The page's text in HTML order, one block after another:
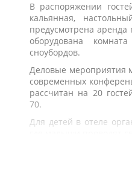
В распоряжении
кальянная,
предусмотрена
оборудована
сноубордов.
Деловые мероприятия
современных
рассчитан на 20
70.
Для детей в отеле